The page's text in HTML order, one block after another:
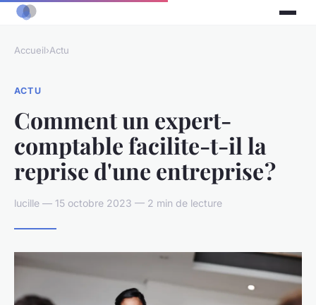
Accueil›Actu
ACTU
Comment un expert-
comptable facilite-t-il la
reprise d'une entreprise ?
lucille — 15 octobre 2023 — 2 min de lecture